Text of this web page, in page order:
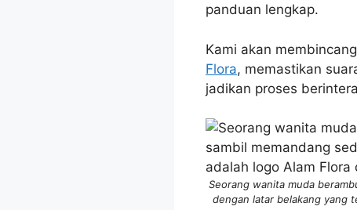
panduan lengkap.
Kami akan
Flora, memastikan
jadikan proses
Seorang wanita muda
dengan latar belakang yang